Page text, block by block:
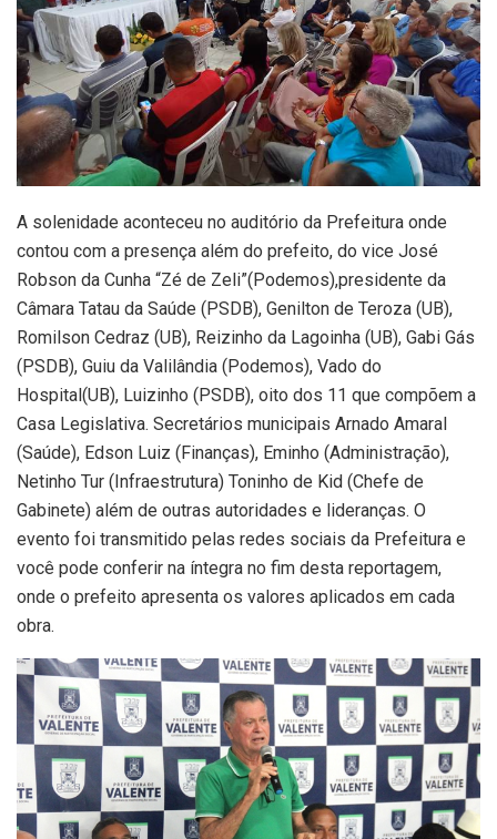
A solenidade aconteceu no auditório da Prefeitura onde
contou com a presença além do prefeito, do vice José
Robson da Cunha “Zé de Zeli”(Podemos),presidente da
Câmara Tatau da Saúde (PSDB), Genilton de Teroza (UB),
Romilson Cedraz (UB), Reizinho da Lagoinha (UB), Gabi Gás
(PSDB), Guiu da Valilândia (Podemos), Vado do
Hospital(UB), Luizinho (PSDB), oito dos 11 que compõem a
Casa Legislativa. Secretários municipais Arnado Amaral
(Saúde), Edson Luiz (Finanças), Eminho (Administração),
Netinho Tur (Infraestrutura) Toninho de Kid (Chefe de
Gabinete) além de outras autoridades e lideranças. O
evento foi transmitido pelas redes sociais da Prefeitura e
você pode conferir na íntegra no fim desta reportagem,
onde o prefeito apresenta os valores aplicados em cada
obra.